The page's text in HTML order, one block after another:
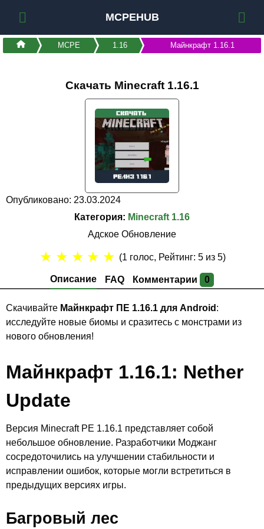
MCPEHUB
MCPE 1.16 Майнкрафт 1.16.1
Скачать Minecraft 1.16.1
Опубликовано: 23.03.2024
Категория: Minecraft 1.16
Адское Обновление
Описание FAQ Комментарии 0
★ ★ ★ ★ ★ (1 голос, Рейтинг:5 из 5)
Скачивайте Майнкрафт ПЕ 1.16.1 для Android :
исследуйте новые биомы и сразитесь с монстрами из
нового обновления!
Майнкрафт 1.16.1: Nether
Update
Версия Minecraft PE 1.16.1 представляет собой
небольшое обновление. Разработчики Моджанг
сосредоточились на улучшении стабильности и
исправлении ошибок, которые могли встретиться в
предыдущих версиях игры.
Багровый лес